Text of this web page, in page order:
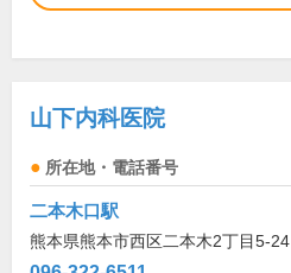
山下内科医院
所在地・電話番号
二本木口駅
熊本県熊本市西区二本木2丁目5-24